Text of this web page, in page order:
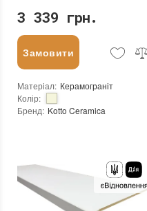
3 339 грн.
Замовити
Матеріал: Керамограніт
Колір:
Бренд: Kotto Ceramica